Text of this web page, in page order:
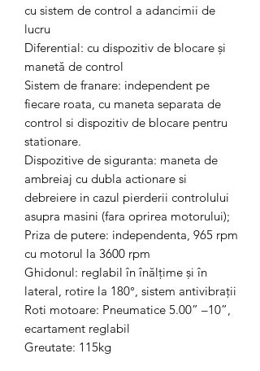
cu sistem de control a adancimii de
lucru
Diferential: cu dispozitiv de blocare şi
manetă de control
Sistem de franare: independent pe
fiecare roata, cu maneta separata de
control si dispozitiv de blocare pentru
stationare.
Dispozitive de siguranta: maneta de
ambreiaj cu dubla actionare si
debreiere in cazul pierderii controlului
asupra masini (fara oprirea motorului);
Priza de putere: independenta, 965 rpm
cu motorul la 3600 rpm
Ghidonul: reglabil în înălţime şi în
lateral, rotire la 180°, sistem antivibraţii
Roti motoare: Pneumatice 5.00” –10”,
ecartament reglabil
Greutate: 115kg